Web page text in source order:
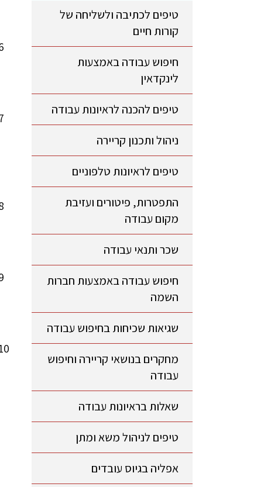
טיפים לכתיבה ולשליחה של
קורות חיים
חיפוש עבודה באמצעות
לינקדאין
טיפים להכנה לראיונות עבודה
ניהול ותכנון קריירה
טיפים לראיונות טלפוניים
התפטרות, פיטורים ועזיבת
מקום עבודה
שכר ותנאי עבודה
חיפוש עבודה באמצעות חברות
השמה
שגיאות שכיחות בחיפוש עבודה
מחקרים בנושאי קריירה וחיפוש
עבודה
שאלות בראיונות עבודה
טיפים לניהול משא ומתן
אפליה בגיוס עובדים